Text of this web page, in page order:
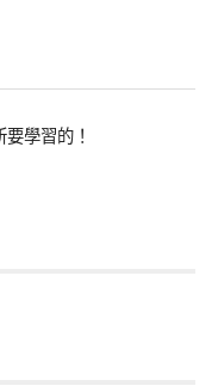
學習的！